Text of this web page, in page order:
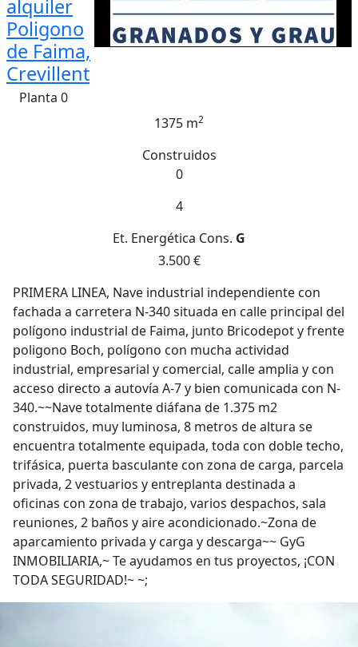
alquiler
Poligono
de Faima,
Crevillent
Planta 0
1375 m2
Construidos
0
4
Et. Energética Cons. G
3.500 €
PRIMERA LINEA, Nave industrial independiente con
fachada a carretera N-340 situada en calle principal del
polígono industrial de Faima, junto Bricodepot y frente
poligono Boch, polígono con mucha actividad
industrial, empresarial y comercial, calle amplia y con
acceso directo a autovía A-7 y bien comunicada con N-
340.~~Nave totalmente diáfana de 1.375 m2
construidos, muy luminosa, 8 metros de altura se
encuentra totalmente equipada, toda con doble techo,
trifásica, puerta basculante con zona de carga, parcela
privada, 2 vestuarios y entreplanta destinada a
oficinas con zona de trabajo, varios despachos, sala
reuniones, 2 baños y aire acondicionado.~Zona de
aparcamiento privada y carga y descarga~~ GyG
INMOBILIARIA,~ Te ayudamos en tus proyectos, ¡CON
TODA SEGURIDAD!~ ~;